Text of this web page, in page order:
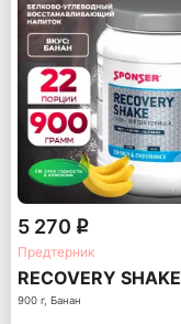
5 270 q
Предтерник
RECOVERY SHAKE
900 г, Банан